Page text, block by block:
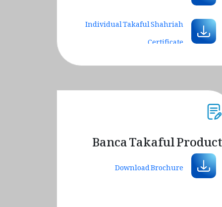
Individual Takaful Shahriah
Certificate
Group Health Takaful Shahriah
Banca Takaful Product
Download Brochure